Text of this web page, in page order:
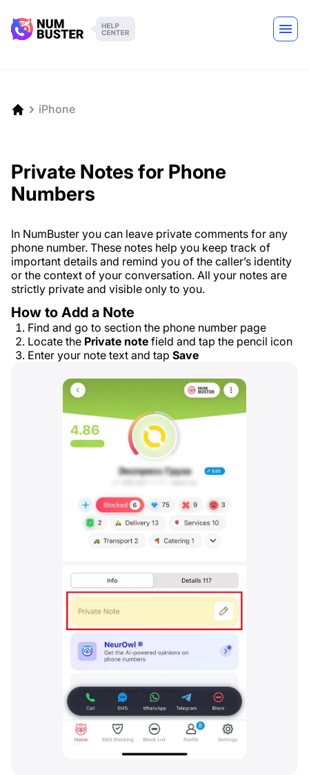
iPhone
Private Notes for Phone
Numbers
In NumBuster you can leave private comments for any
phone number. These notes help you keep track of
important details and remind you of the caller’s identity
or the context of your conversation. All your notes are
strictly private and visible only to you.
How to Add a Note
Find and go to section the phone number page
Locate the Private note field and tap the pencil icon
Enter your note text and tap Save